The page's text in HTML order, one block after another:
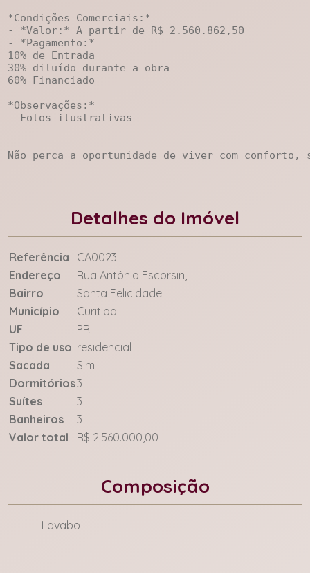
*Condições Comerciais:*
- *Valor:* A partir de R$ 2.560.862,50
- *Pagamento:*
10% de Entrada
30% diluído durante a obra
60% Financiado
*Observações:*
- Fotos ilustrativas
Não perca a oportunidade de viver com
Detalhes do Imóvel
Referência
CA0023
Endereço
Rua Antônio Escorsin,
Bairro
Santa Felicidade
Município
Curitiba
UF
PR
Tipo de uso residencial
Sacada
Sim
Dormitórios3
Suítes
3
Banheiros
3
Valor total
R$ 2.560.000,00
Composição
Lavabo